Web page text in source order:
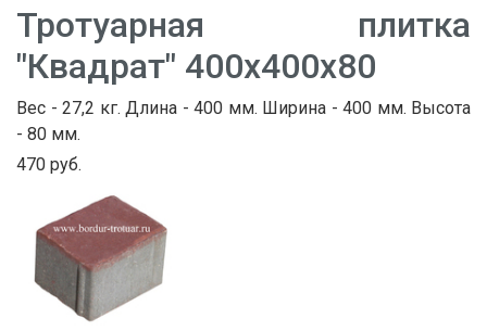
Тротуарная плитка
"Квадрат" 400х400х80
Вес - 27,2 кг. Длина - 400 мм. Ширина - 400 мм. Высота
- 80 мм.
470 руб.